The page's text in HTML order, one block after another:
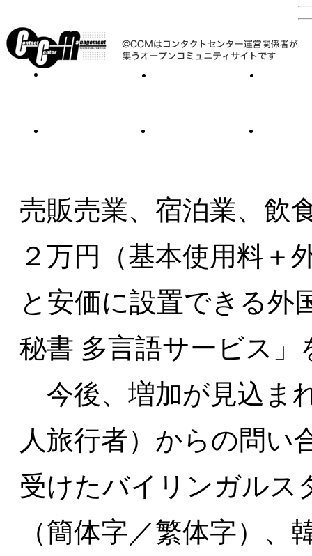
売販売業、宿泊業、飲
２万円（基本使用料＋
と安価に設置できる外
秘書 多言語サービス
今後、増加が見込ま
人旅行者）からの問い
受けたバイリンガルス
（簡体字／繁体字）